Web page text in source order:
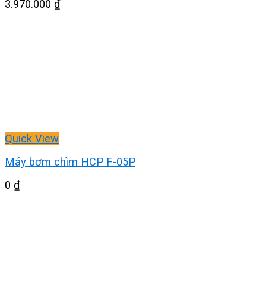
3.970.000 ₫
Quick View
Máy bơm chìm HCP F-05P
0 ₫